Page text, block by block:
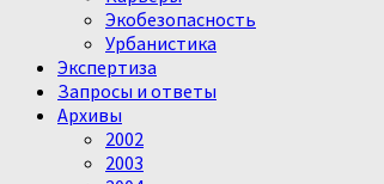
Экобезопасность
Урбанистика
Экспертиза
Запросы и ответы
Архивы
2002
2003